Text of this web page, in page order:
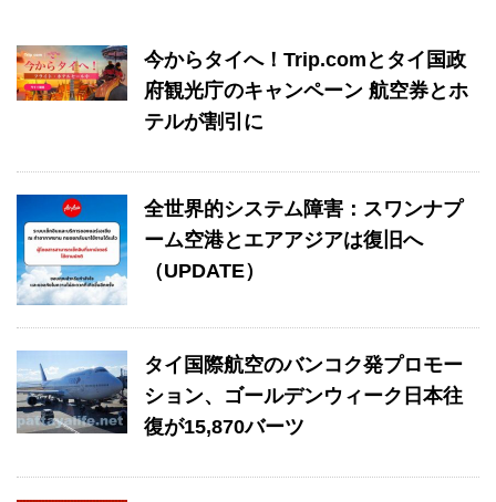
今からタイへ！Trip.comとタイ国政
府観光庁のキャンペーン 航空券とホ
テルが割引に
全世界的システム障害：スワンナプ
ーム空港とエアアジアは復旧へ
（UPDATE）
タイ国際航空のバンコク発プロモー
ション、ゴールデンウィーク日本往
復が15,870バーツ